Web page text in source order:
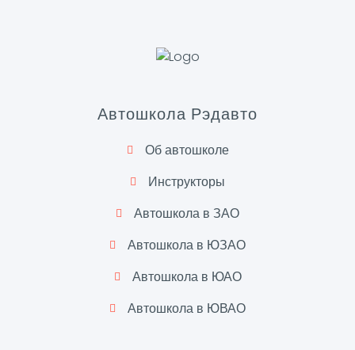
Автошкола Рэдавто
Об автошколе
Инструкторы
Автошкола в ЗАО
Автошкола в ЮЗАО
Автошкола в ЮАО
Автошкола в ЮВАО